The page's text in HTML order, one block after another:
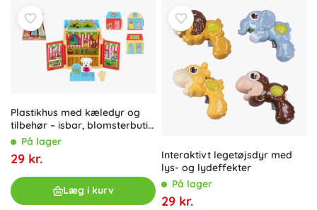
Plastikhus med kæledyr og
tilbehør – isbar, blomsterbutik
eller skønhedssalon
På lager
29 kr.
Læg i kurv
Interaktivt legetøjsdyr med
lys- og lydeffekter
På lager
29 kr.